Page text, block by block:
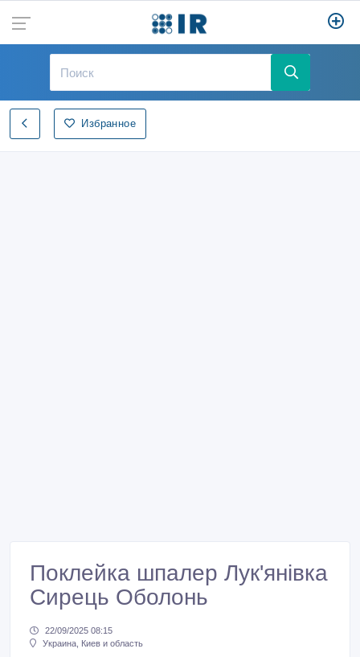
Избранное
Поклейка шпалер Лук'янівка
Сирець Оболонь
22/09/2025 08:15
Украина, Киев и область